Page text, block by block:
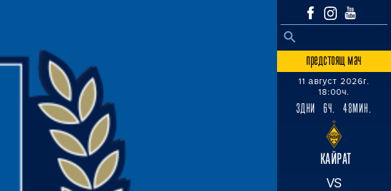
Search
SEARCH BUTTON
предстоящ мач
11 август 2026г.
18:00ч.
3ДНИ 6Ч. 48МИН.
КАЙРАТ
VS